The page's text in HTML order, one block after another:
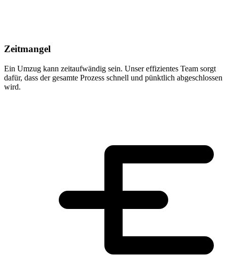
Zeitmangel
Ein Umzug kann zeitaufwändig sein. Unser effizientes Team sorgt
dafür, dass der gesamte Prozess schnell und pünktlich abgeschlossen
wird.